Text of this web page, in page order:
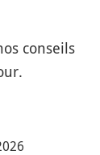
conseils